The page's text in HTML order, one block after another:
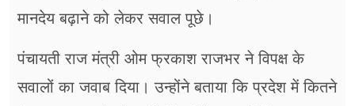
मानदेय बढ़ाने को लेकर सवाल पूछे।
पंचायती राज मंत्री ओम फ्रकाश राजभर ने विपक्ष के
सवालों का जवाब दिया। उन्होंने बताया कि प्रदेश में कितने